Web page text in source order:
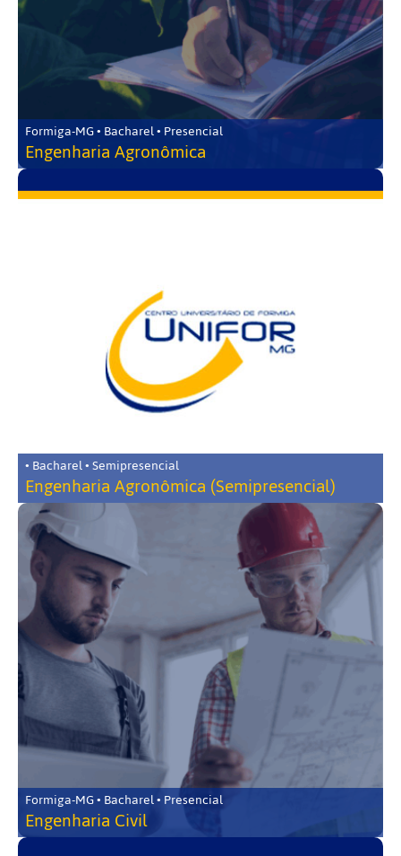
Formiga-MG • Bacharel • Presencial
Engenharia Agronômica
• Bacharel • Semipresencial
Engenharia Agronômica (Semipresencial)
Formiga-MG • Bacharel • Presencial
Engenharia Civil